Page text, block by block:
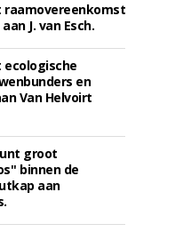
raamovereenkomst
J. van Esch.
en
Van Helvoirt
groot
binnen de
aan